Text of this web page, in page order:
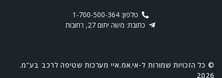
טלפון: 1-700-500-364
כתובת: משה יתום 27, רחובות
© כל הזכויות שמורות ל-אי.אמ.איי מערכות שטיפה לרכב בע"מ.
2026